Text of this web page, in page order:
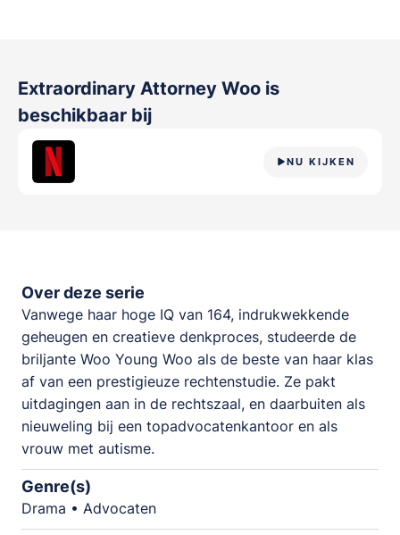
Extraordinary Attorney Woo is
beschikbaar bij
NU KIJKEN
Over deze serie
Vanwege haar hoge IQ van 164, indrukwekkende
geheugen en creatieve denkproces, studeerde de
briljante Woo Young Woo als de beste van haar klas
af van een prestigieuze rechtenstudie. Ze pakt
uitdagingen aan in de rechtszaal, en daarbuiten als
nieuweling bij een topadvocatenkantoor en als
vrouw met autisme.
Genre(s)
Drama • Advocaten